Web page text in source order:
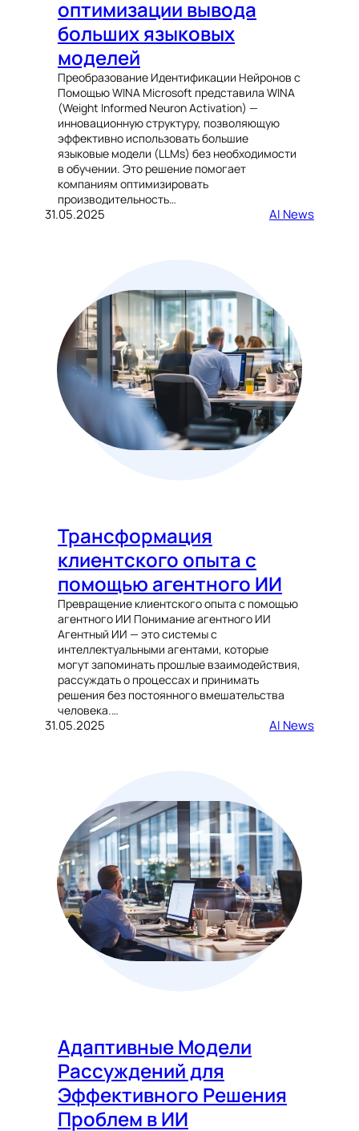
оптимизации вывода
больших языковых
моделей
Преобразование Идентификации Нейронов с
Помощью WINA Microsoft представила WINA
(Weight Informed Neuron Activation) —
инновационную структуру, позволяющую
эффективно использовать большие
языковые модели (LLMs) без необходимости
в обучении. Это решение помогает
компаниям оптимизировать
производительность…
31.05.2025 AI News
Трансформация
клиентского опыта с
помощью агентного ИИ
Превращение клиентского опыта с помощью
агентного ИИ Понимание агентного ИИ
Агентный ИИ — это системы с
интеллектуальными агентами, которые
могут запоминать прошлые взаимодействия,
рассуждать о процессах и принимать
решения без постоянного вмешательства
человека.…
31.05.2025 AI News
Адаптивные Модели
Рассуждений для
Эффективного Решения
Проблем в ИИ